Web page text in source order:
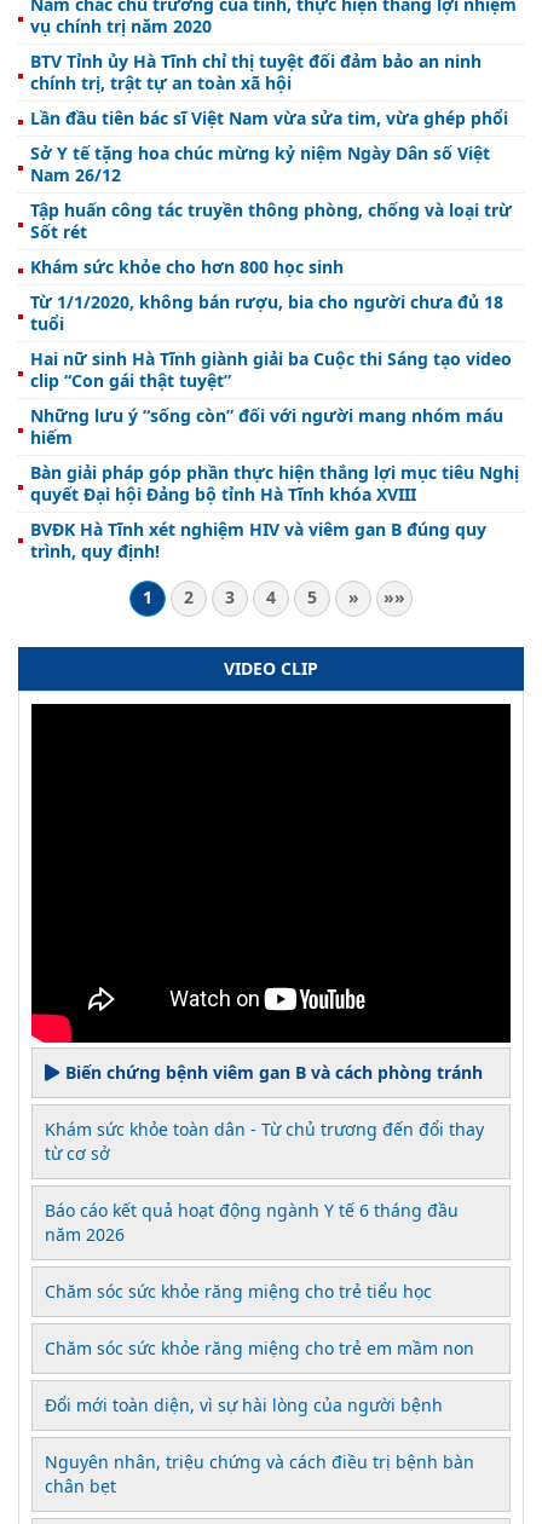
Nắm chắc chủ trương của tỉnh, thực hiện thắng lợi nhiệm
vụ chính trị năm 2020
BTV Tỉnh ủy Hà Tĩnh chỉ thị tuyệt đối đảm bảo an ninh
chính trị, trật tự an toàn xã hội
Lần đầu tiên bác sĩ Việt Nam vừa sửa tim, vừa ghép phổi
Sở Y tế tặng hoa chúc mừng kỷ niệm Ngày Dân số Việt
Nam 26/12
Tập huấn công tác truyền thông phòng, chống và loại trừ
Sốt rét
Khám sức khỏe cho hơn 800 học sinh
Từ 1/1/2020, không bán rượu, bia cho người chưa đủ 18
tuổi
Hai nữ sinh Hà Tĩnh giành giải ba Cuộc thi Sáng tạo video
clip “Con gái thật tuyệt”
Những lưu ý “sống còn” đối với người mang nhóm máu
hiếm
Bàn giải pháp góp phần thực hiện thắng lợi mục tiêu Nghị
quyết Đại hội Đảng bộ tỉnh Hà Tĩnh khóa XVIII
BVĐK Hà Tĩnh xét nghiệm HIV và viêm gan B đúng quy
trình, quy định!
1
2 3 4 5 » »»
VIDEO CLIP
Biến chứng bệnh viêm gan B và cách phòng tránh
Khám sức khỏe toàn dân - Từ chủ trương đến đổi thay
từ cơ sở
Báo cáo kết quả hoạt động ngành Y tế 6 tháng đầu
năm 2026
Chăm sóc sức khỏe răng miệng cho trẻ tiểu học
Chăm sóc sức khỏe răng miệng cho trẻ em mầm non
Đổi mới toàn diện, vì sự hài lòng của người bệnh
Nguyên nhân, triệu chứng và cách điều trị bệnh bàn
chân bẹt